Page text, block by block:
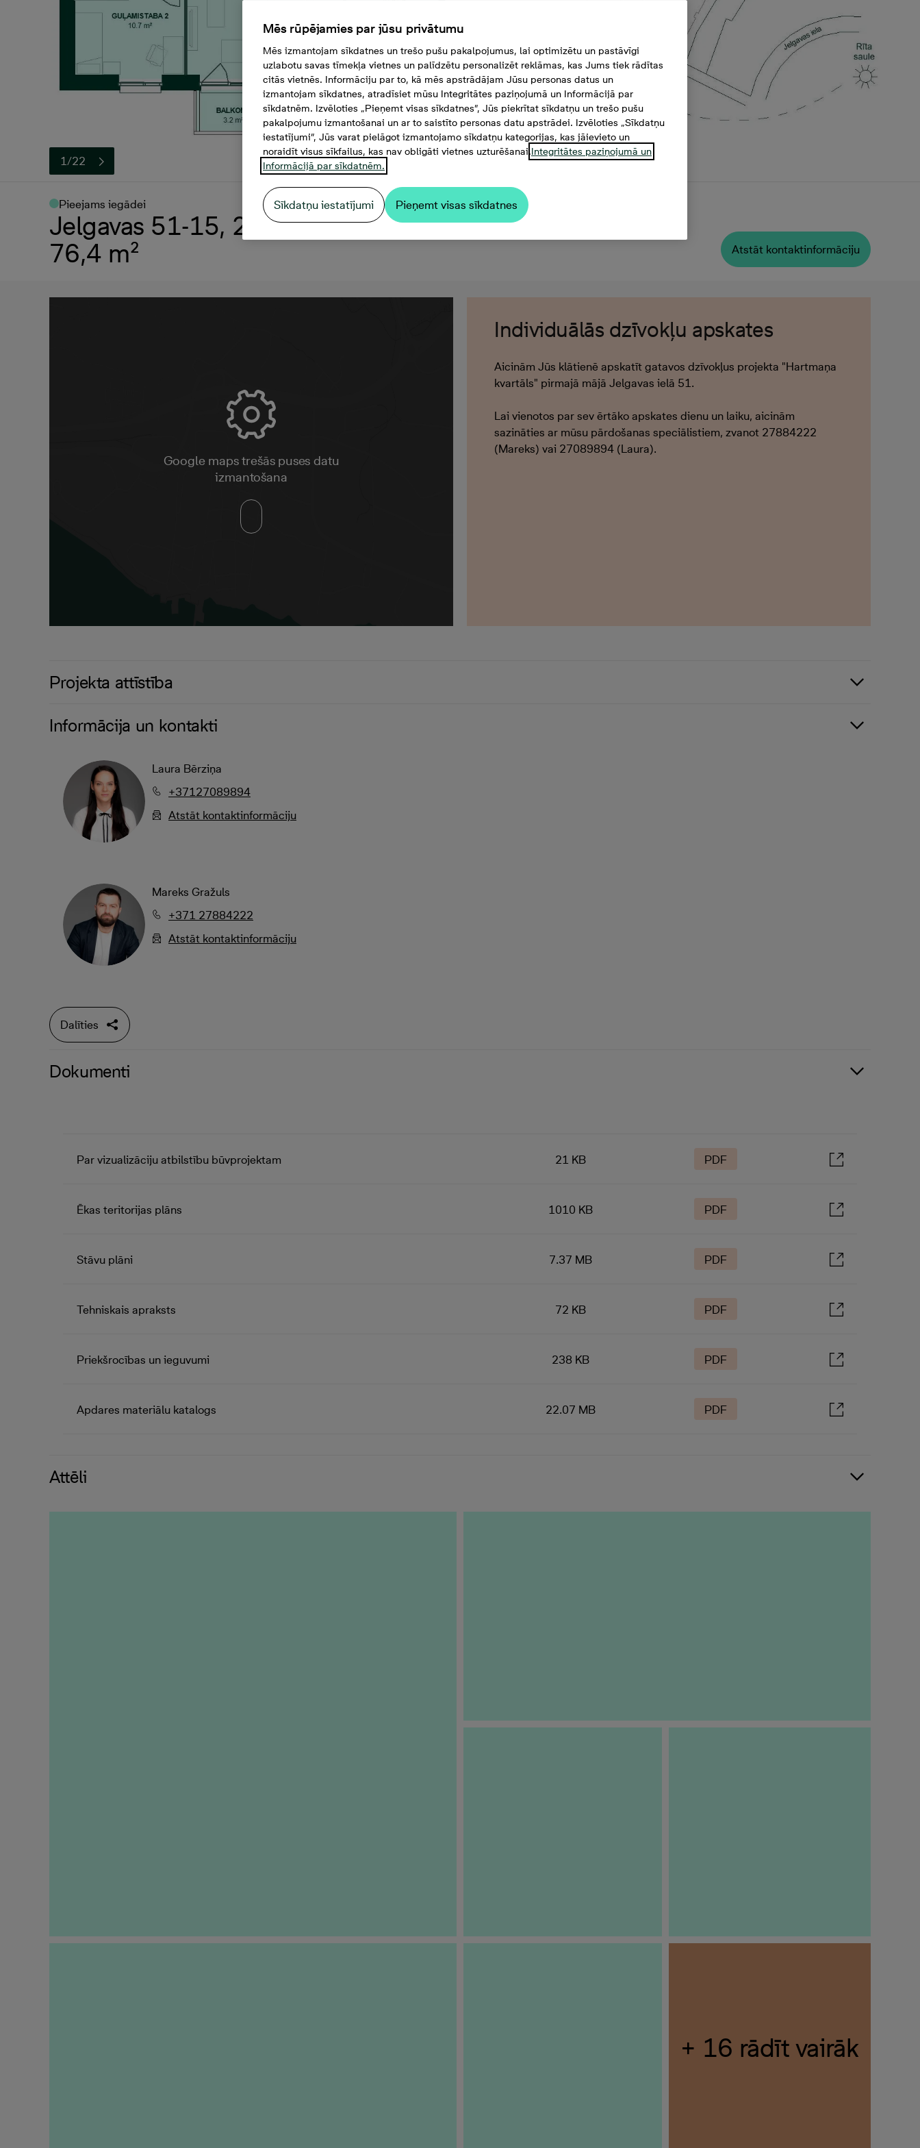
1/22
Pieejams iegādei
Jelgavas 51-15, 214 000 €, 4 -istabu dzīvoklis, Platība
76,4 m²
Atstāt kontaktinformāciju
Google maps trešās puses datu
izmantošana
Individuālās dzīvokļu apskates
Aicinām Jūs klātienē apskatīt gatavos dzīvokļus projekta "Hartmaņa
kvartāls" pirmajā mājā Jelgavas ielā 51.
Lai vienotos par sev ērtāko apskates dienu un laiku, aicinām
sazināties ar mūsu pārdošanas speciālistiem, zvanot 27884222
(Mareks) vai 27089894 (Laura).
Projekta attīstība
Informācija un kontakti
Laura Bērziņa
+37127089894
Atstāt kontaktinformāciju
Mareks Gražuls
+371 27884222
Atstāt kontaktinformāciju
Dalīties
Dokumenti
Par vizualizāciju atbilstību būvprojektam 21 KB PDF
Ēkas teritorijas plāns 1010 KB PDF
Stāvu plāni 7.37 MB PDF
Tehniskais apraksts 72 KB PDF
Priekšrocības un ieguvumi 238 KB PDF
Apdares materiālu katalogs 22.07 MB PDF
Attēli
+ 16 rādīt vairāk
Mēs rūpējamies par jūsu privātumu
Mēs izmantojam sīkdatnes un trešo pušu pakalpojumus, lai optimizētu un pastāvīgi
uzlabotu savas tīmekļa vietnes un palīdzētu personalizēt reklāmas, kas Jums tiek rādītas
citās vietnēs. Informāciju par to, kā mēs apstrādājam Jūsu personas datus un
izmantojam sīkdatnes, atradīsiet mūsu Integritātes paziņojumā un Informācijā par
sīkdatnēm. Izvēloties „Pieņemt visas sīkdatnes”, Jūs piekrītat sīkdatņu un trešo pušu
pakalpojumu izmantošanai un ar to saistīto personas datu apstrādei. Izvēloties „Sīkdatņu
iestatījumi”, Jūs varat pielāgot izmantojamo sīkdatņu kategorijas, kas jāievieto un
noraidīt visus sīkfailus, kas nav obligāti vietnes uzturēšanai.Integritātes paziņojumā un
Informācijā par sīkdatnēm.
Sīkdatņu iestatījumi Pieņemt visas sīkdatnes